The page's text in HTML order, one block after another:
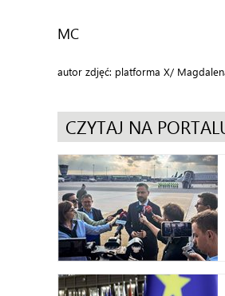
MC
autor zdjęć: platforma X/
CZYTAJ NA